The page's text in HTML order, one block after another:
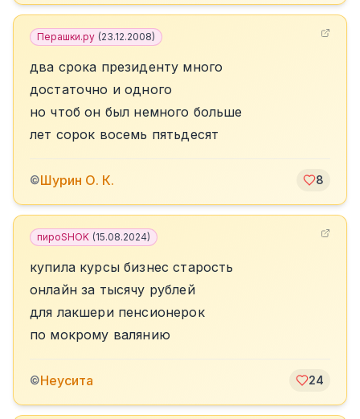
Перашки.ру (23.12.2008)
два срока президенту много
достаточно и одного
но чтоб он был немного больше
лет сорок восемь пятьдесят
©Шурин О. К. 8
пироSHOK (15.08.2024)
купила курсы бизнес старость
онлайн за тысячу рублей
для лакшери пенсионерок
по мокрому валянию
©Неусита 24